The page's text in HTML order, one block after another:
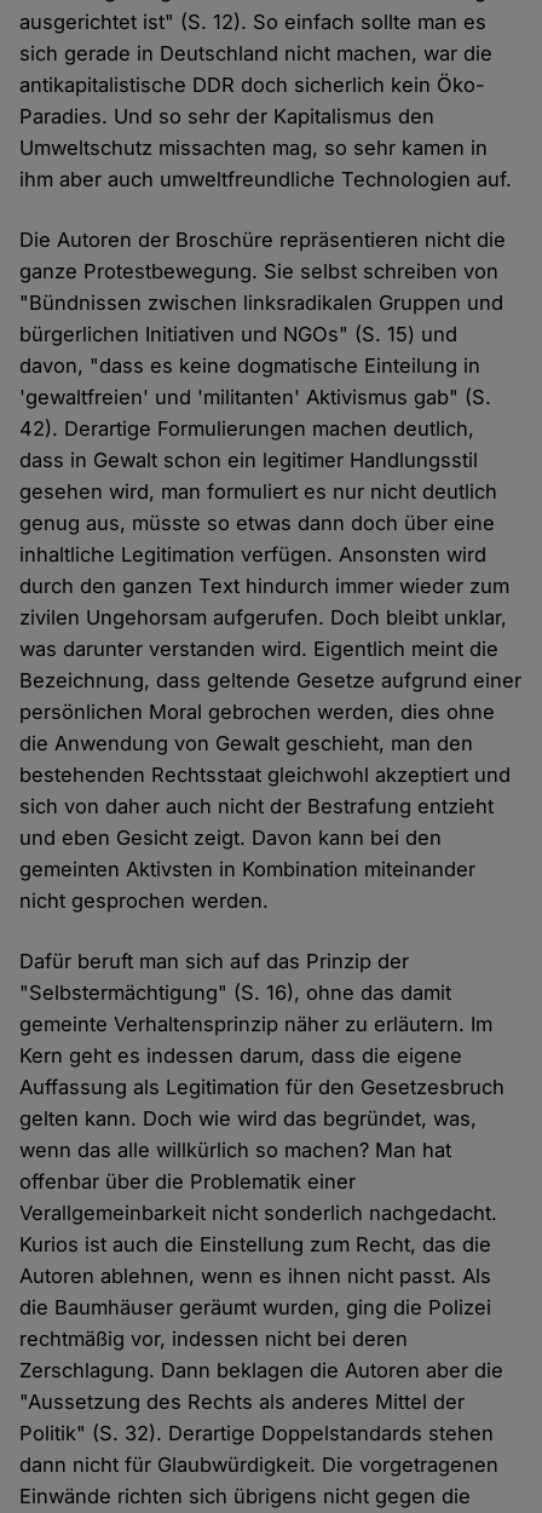
ausgerichtet ist" (S. 12). So einfach sollte man es
sich gerade in Deutschland nicht machen, war die
antikapitalistische DDR doch sicherlich kein Öko-
Paradies. Und so sehr der Kapitalismus den
Umweltschutz missachten mag, so sehr kamen in
ihm aber auch umweltfreundliche Technologien auf.
Die Autoren der Broschüre repräsentieren nicht die
ganze Protestbewegung. Sie selbst schreiben von
"Bündnissen zwischen linksradikalen Gruppen und
bürgerlichen Initiativen und NGOs" (S. 15) und
davon, "dass es keine dogmatische Einteilung in
'gewaltfreien' und 'militanten' Aktivismus gab" (S.
42). Derartige Formulierungen machen deutlich,
dass in Gewalt schon ein legitimer Handlungsstil
gesehen wird, man formuliert es nur nicht deutlich
genug aus, müsste so etwas dann doch über eine
inhaltliche Legitimation verfügen. Ansonsten wird
durch den ganzen Text hindurch immer wieder zum
zivilen Ungehorsam aufgerufen. Doch bleibt unklar,
was darunter verstanden wird. Eigentlich meint die
Bezeichnung, dass geltende Gesetze aufgrund einer
persönlichen Moral gebrochen werden, dies ohne
die Anwendung von Gewalt geschieht, man den
bestehenden Rechtsstaat gleichwohl akzeptiert und
sich von daher auch nicht der Bestrafung entzieht
und eben Gesicht zeigt. Davon kann bei den
gemeinten Aktivsten in Kombination miteinander
nicht gesprochen werden.
Dafür beruft man sich auf das Prinzip der
"Selbstermächtigung" (S. 16), ohne das damit
gemeinte Verhaltensprinzip näher zu erläutern. Im
Kern geht es indessen darum, dass die eigene
Auffassung als Legitimation für den Gesetzesbruch
gelten kann. Doch wie wird das begründet, was,
wenn das alle willkürlich so machen? Man hat
offenbar über die Problematik einer
Verallgemeinbarkeit nicht sonderlich nachgedacht.
Kurios ist auch die Einstellung zum Recht, das die
Autoren ablehnen, wenn es ihnen nicht passt. Als
die Baumhäuser geräumt wurden, ging die Polizei
rechtmäßig vor, indessen nicht bei deren
Zerschlagung. Dann beklagen die Autoren aber die
"Aussetzung des Rechts als anderes Mittel der
Politik" (S. 32). Derartige Doppelstandards stehen
dann nicht für Glaubwürdigkeit. Die vorgetragenen
Einwände richten sich übrigens nicht gegen die